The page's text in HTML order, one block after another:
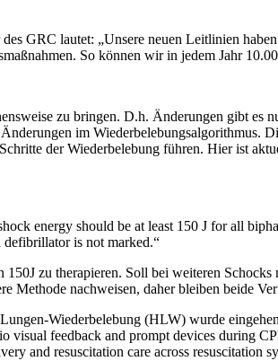
GRC lautet: „Unsere neuen Leitlinien
So können wir in jedem Jahr
zu bringen. D.h. Änderungen gibt es
im Wiederbelebungsalgorithmus.
der Wiederbelebung führen. Hier ist
energy should be at least 150 J for all
is not marked.“
zu therapieren. Soll bei weiteren
Methode nachweisen, daher bleiben beide
Wiederbelebung (HLW) wurde
visual feedback and prompt devices during
and resuscitation care across resuscitation